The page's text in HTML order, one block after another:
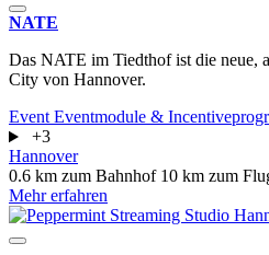
NATE
Das NATE im Tiedthof ist die neue,
City von Hannover.
Event Eventmodule &
+3
Hannover
0.6 km zum Bahnhof 10 km zum
Mehr erfahren